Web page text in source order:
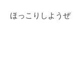
ほっこりしようぜ